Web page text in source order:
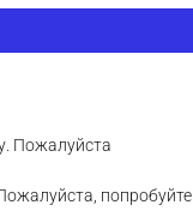
Пожалуйста
попробуйте